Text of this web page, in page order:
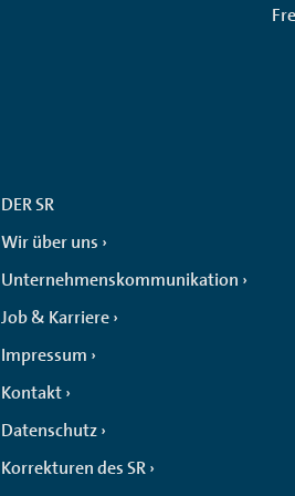
DER SR
Wir über uns
Unternehmenskommunikation
Job & Karriere
Impressum
Kontakt
Datenschutz
Korrekturen des SR